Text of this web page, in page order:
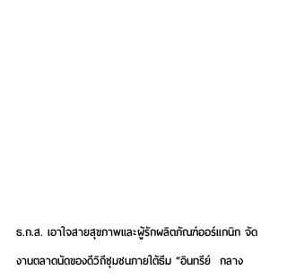
ธ.ก.ส. เอาใจสายสุขภาพและผู้รักผลิตภัณฑ์ออร์แกนิก จัด
งานตลาดนัดของดีวิถีชุมชนภายใต้ธีม “อินทรีย์  กลาง